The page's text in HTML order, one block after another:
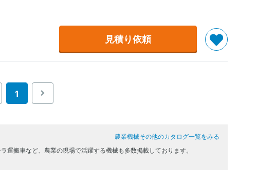
見積り依頼
1
農業機械その他のカタログ一覧をみる
搬車など、農業の現場で活躍する機械も多数掲載しております。